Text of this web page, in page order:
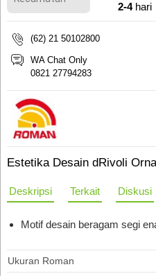
2-4hari
(62) 21 50102800
WA Chat Only
0821 27794283
Estetika Desain dRivoli
Deskripsi Terkait Diskusi
Motif desain beragam segi
Ukuran Roman